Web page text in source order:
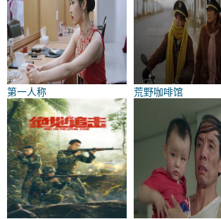
第一人称 荒野咖啡馆